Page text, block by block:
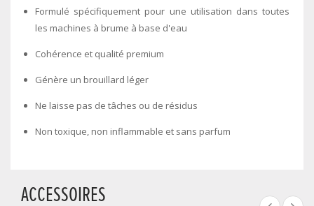
Formulé spécifiquement pour une utilisation dans toutes
les machines à brume à base d'eau
Cohérence et qualité premium
Génère un brouillard léger
Ne laisse pas de tâches ou de résidus
Non toxique, non inflammable et sans parfum
ACCESSOIRES